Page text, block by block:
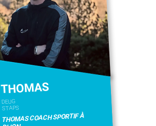
THOMAS
DEUG
STAPS
THOMAS COACH SPORTIF À